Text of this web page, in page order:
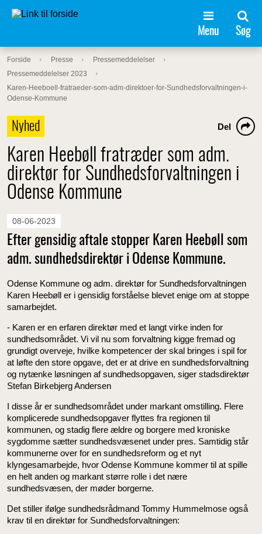
Menu Søg
Forside Presse
Pressemeddelelser
Pressemeddelelser 2023
Karen-Heeboell-fratraeder-som-adm-direktoer-for-Sundhedsforvaltningen-i-
Odense-Kommune
Nyhed
Karen Heebøll fratræder som adm.
direktør for Sundhedsforvaltningen i
Odense Kommune
Del
08-06-2023
Efter gensidig aftale stopper Karen Heebøll som
adm. sundhedsdirektør i Odense Kommune.
Odense Kommune og adm. direktør for Sundhedsforvaltningen
Karen Heebøll er i gensidig forståelse blevet enige om at stoppe
samarbejdet.
- Karen er en erfaren direktør med et langt virke inden for
sundhedsområdet. Vi vil nu som forvaltning kigge fremad og
grundigt overveje, hvilke kompetencer der skal bringes i spil for
at løfte den store opgave, det er at drive en sundhedsforvaltning
og nytænke løsningen af sundhedsopgaven, siger stadsdirektør
Stefan Birkebjerg Andersen
I disse år er sundhedsområdet under markant omstilling. Flere
komplicerede sundhedsopgaver flyttes fra regionen til
kommunen, og stadig flere ældre og borgere med kroniske
sygdomme sætter sundhedsvæsenet under pres. Samtidig står
kommunerne over for en sundhedsreform og et nyt
klyngesamarbejde, hvor Odense Kommune kommer til at spille
en helt anden og markant større rolle i det nære
sundhedsvæsen, der møder borgerne.
Det stiller ifølge sundhedsrådmand Tommy Hummelmose også
krav til en direktør for Sundhedsforvaltningen: